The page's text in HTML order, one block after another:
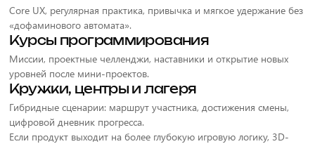
Core UX, регулярная практика, привычка и мягкое удержание без
«дофаминового автомата».
Курсы программирования
Миссии, проектные челленджи, наставники и открытие новых
уровней после мини-проектов.
Кружки, центры и лагеря
Гибридные сценарии: маршрут участника, достижения смены,
цифровой дневник прогресса.
Если продукт выходит на более глубокую игровую логику, 3D-